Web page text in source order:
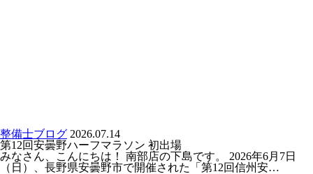
整備士ブログ 2026.07.14
第12回安曇野ハーフマラソン 初出場
みなさん、こんにちは！ 南部店の下島です。 2026年6月7日
（日）、長野県安曇野市で開催された「第12回信州安…